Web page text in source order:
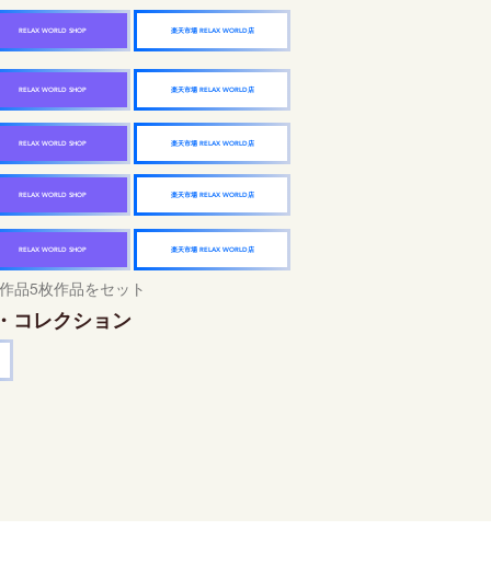
楽天市場 RELAX WORLD店
RELAX WORLD SHOP
楽天市場 RELAX WORLD店
RELAX WORLD SHOP
楽天市場 RELAX WORLD店
RELAX WORLD SHOP
楽天市場 RELAX WORLD店
RELAX WORLD SHOP
楽天市場 RELAX WORLD店
RELAX WORLD SHOP
品5枚作品をセット
コレクション